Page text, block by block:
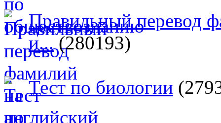
Правильный перевод
и...(280193)
Тест по биологии